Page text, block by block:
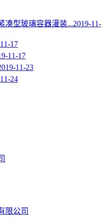
凑型玻璃容器灌装...2019-11-
17
11-17
11-23
24
限公司